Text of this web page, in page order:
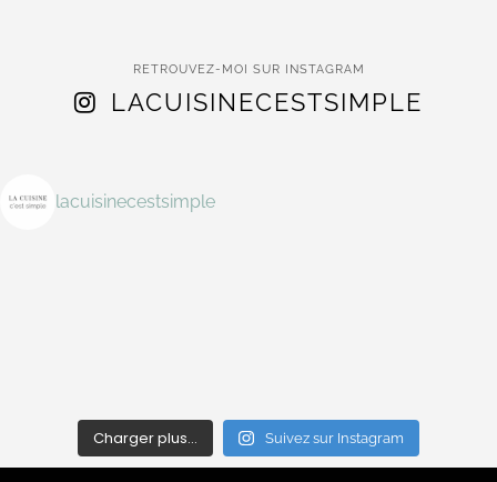
RETROUVEZ-MOI SUR INSTAGRAM
LACUISINECESTSIMPLE
lacuisinecestsimple
Charger plus… Suivez sur Instagram